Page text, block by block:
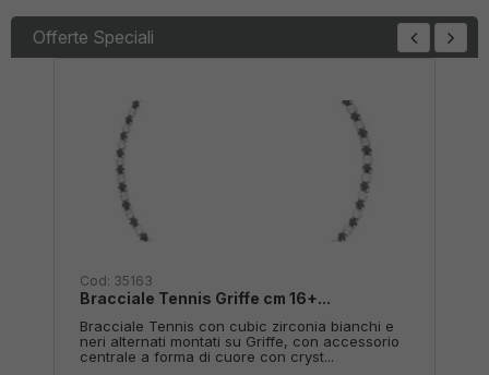
Offerte Speciali
Cod: 35163
Bracciale Tennis Griffe cm 16+...
Bracciale Tennis con cubic zirconia bianchi e
neri alternati montati su Griffe, con accessorio
centrale a forma di cuore con cryst...